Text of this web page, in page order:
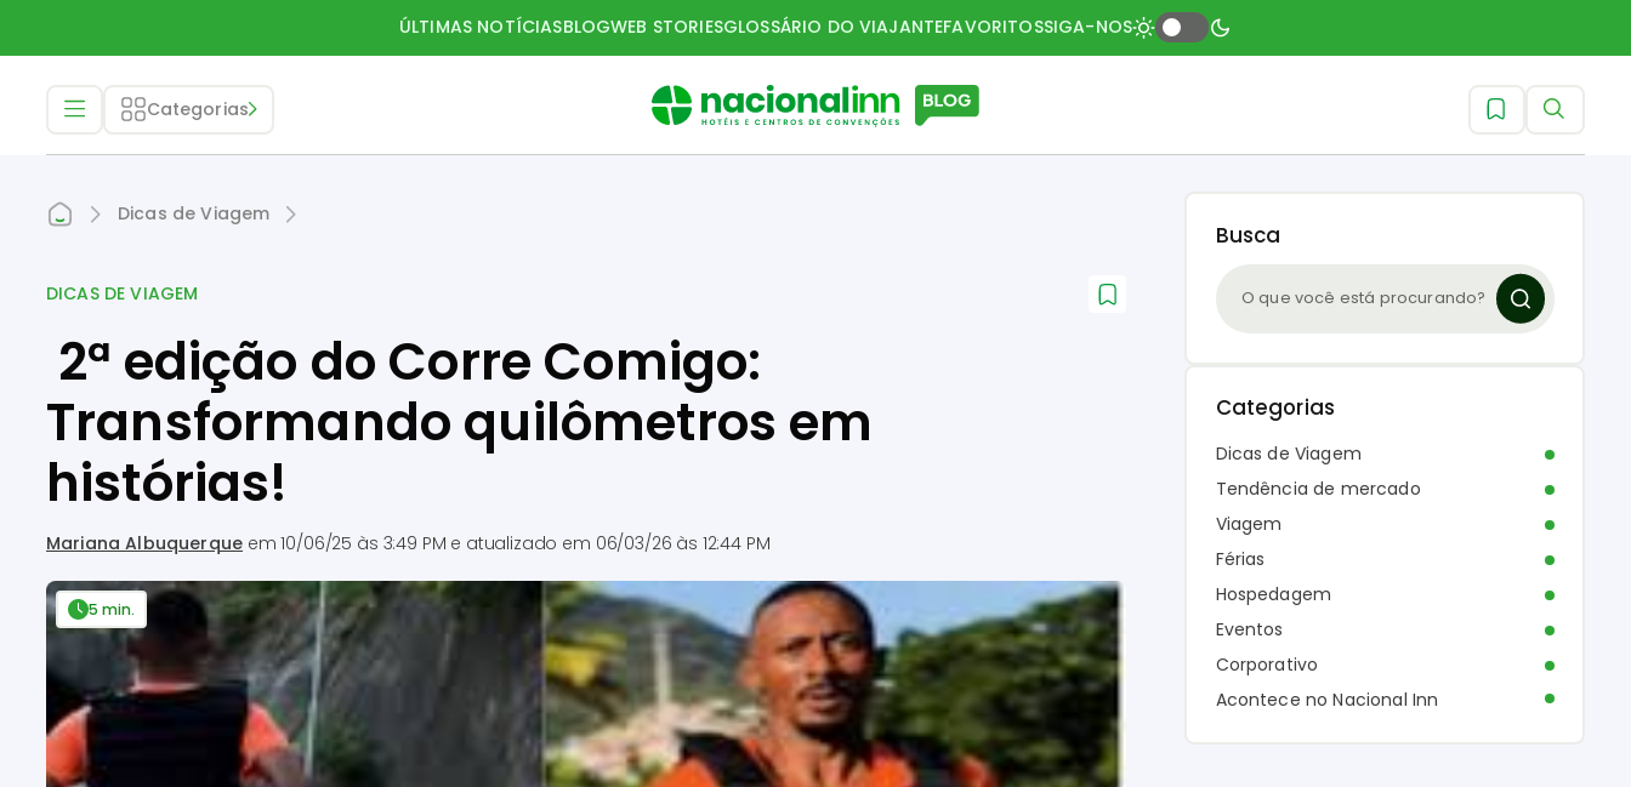
ÚLTIMAS NOTÍCIASBLOGWEB STORIESGLOSSÁRIO DO VIAJANTEFAVORITOSSIGA-NOS
Categorias
Dicas de Viagem
DICAS DE VIAGEM
2ª edição do Corre Comigo:
Transformando quilômetros em
histórias!
Mariana Albuquerque em10/06/25 às 3:49 PM e atualizado em 06/03/26 às 12:44 PM
5 min.
Busca
Categorias
Dicas de Viagem
Tendência de mercado
Viagem
Férias
Hospedagem
Eventos
Corporativo
Acontece no Nacional Inn